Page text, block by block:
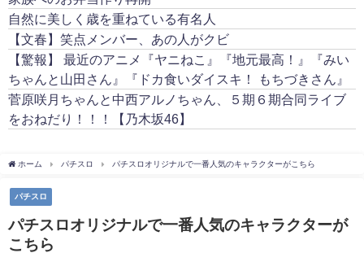
自然に美しく歳を重ねている有名人
【文春】笑点メンバー、あの人がクビ
【驚報】 最近のアニメ『ヤニねこ』『地元最高！』『みい
ちゃんと山田さん』『ドカ食いダイスキ！ もちづきさん』
菅原咲月ちゃんと中西アルノちゃん、５期６期合同ライブ
をおねだり！！！【乃木坂46】
ホーム パチスロ パチスロオリジナルで一番人気のキャラクターがこちら
パチスロ
パチスロオリジナルで一番人気のキャラクターが
こちら